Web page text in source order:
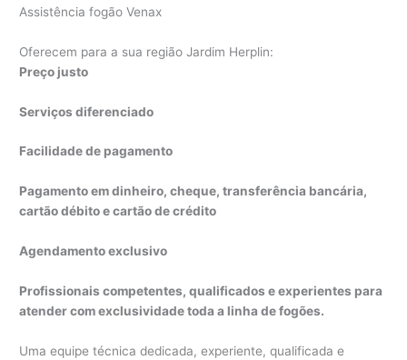
Assistência fogão Venax
Oferecem para a sua região Jardim Herplin:
Preço justo
Serviços diferenciado
Facilidade de pagamento
Pagamento em dinheiro, cheque, transferência bancária,
cartão débito e cartão de crédito
Agendamento exclusivo
Profissionais competentes, qualificados e experientes para
atender com exclusividade toda a linha de fogões.
Uma equipe técnica dedicada, experiente, qualificada e